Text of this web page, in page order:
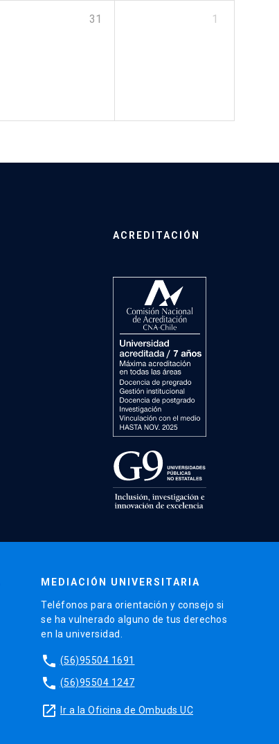
31 1
ACREDITACIÓN
MEDIACIÓN UNIVERSITARIA
Teléfonos para orientación y consejo si
se ha vulnerado alguno de tus derechos
en la universidad.
phone (56)95504 1691
phone (56)95504 1247
launch Ir a la Oficina de Ombuds UC